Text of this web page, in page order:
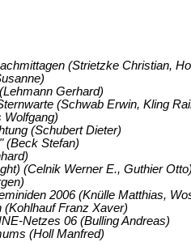
(Strietzke Christian,
Gerhard)
(Schwab Erwin, Kling
Wolfgang)
(Schubert Dieter)
(Beck Stefan)
(Celnik Werner E., Guthier Otto)
2006 (Knülle Matthias,
Franz Xaver)
Netzes 06 (Bulling Andreas)
(Holl Manfred)